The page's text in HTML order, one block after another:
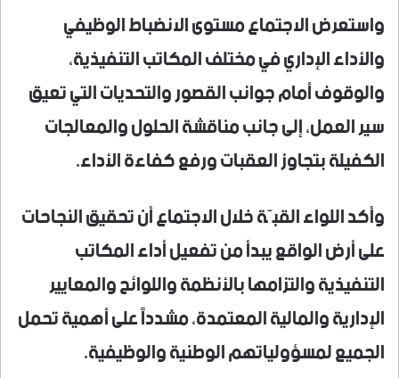
واستعرض الاجتماع مستوى الانضباط الوظيفي
والأداء الإداري في مختلف المكاتب التنفيذية،
والوقوف أمام جوانب القصور والتحديات التي تعيق
سير العمل، إلى جانب مناقشة الحلول والمعالجات
الكفيلة بتجاوز العقبات ورفع كفاءة الأداء.
وأكد اللواء القبّة خلال الاجتماع أن تحقيق النجاحات
على أرض الواقع يبدأ من تفعيل أداء المكاتب
التنفيذية والتزامها بالأنظمة واللوائح والمعايير
الإدارية والمالية المعتمدة، مشدداً على أهمية تحمل
الجميع لمسؤولياتهم الوطنية والوظيفية.